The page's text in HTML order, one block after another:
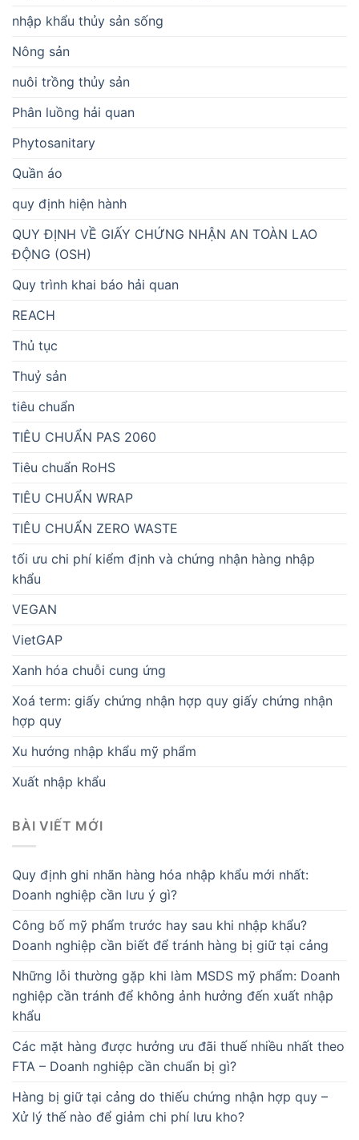
nhập khẩu thủy sản sống
Nông sản
nuôi trồng thủy sản
Phân luồng hải quan
Phytosanitary
Quần áo
quy định hiện hành
QUY ĐỊNH VỀ GIẤY CHỨNG NHẬN AN TOÀN LAO
ĐỘNG (OSH)
Quy trình khai báo hải quan
REACH
Thủ tục
Thuỷ sản
tiêu chuẩn
TIÊU CHUẨN PAS 2060
Tiêu chuẩn RoHS
TIÊU CHUẨN WRAP
TIÊU CHUẨN ZERO WASTE
tối ưu chi phí kiểm định và chứng nhận hàng nhập
khẩu
VEGAN
VietGAP
Xanh hóa chuỗi cung ứng
Xoá term: giấy chứng nhận hợp quy giấy chứng nhận
hợp quy
Xu hướng nhập khẩu mỹ phẩm
Xuất nhập khẩu
BÀI VIẾT MỚI
Quy định ghi nhãn hàng hóa nhập khẩu mới nhất:
Doanh nghiệp cần lưu ý gì?
Công bố mỹ phẩm trước hay sau khi nhập khẩu?
Doanh nghiệp cần biết để tránh hàng bị giữ tại cảng
Những lỗi thường gặp khi làm MSDS mỹ phẩm: Doanh
nghiệp cần tránh để không ảnh hưởng đến xuất nhập
khẩu
Các mặt hàng được hưởng ưu đãi thuế nhiều nhất theo
FTA – Doanh nghiệp cần chuẩn bị gì?
Hàng bị giữ tại cảng do thiếu chứng nhận hợp quy –
Xử lý thế nào để giảm chi phí lưu kho?